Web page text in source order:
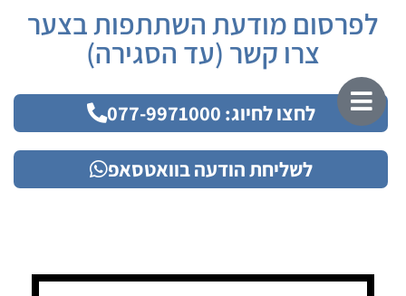
לפרסום מודעת השתתפות בצער
צרו קשר (עד הסגירה)
לחצו לחיוג: 077-9971000
לשליחת הודעה בוואטסאפ